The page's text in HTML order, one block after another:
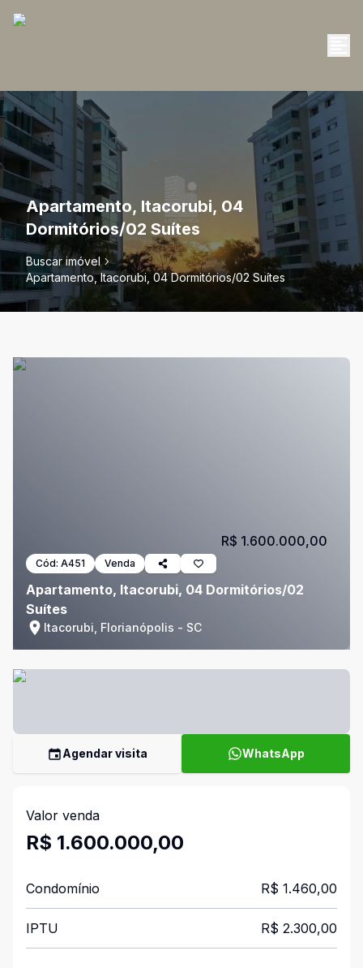
Apartamento, Itacorubi, 04
Dormitórios/02 Suítes
Buscar imóvel
Apartamento, Itacorubi, 04 Dormitórios/02 Suítes
Cód: A451 Venda
Apartamento, Itacorubi, 04 Dormitórios/02
Suítes
Itacorubi, Florianópolis - SC
R$ 1.600.000,00
Agendar visita WhatsApp
Valor venda
R$ 1.600.000,00
Condomínio R$ 1.460,00
IPTU R$ 2.300,00